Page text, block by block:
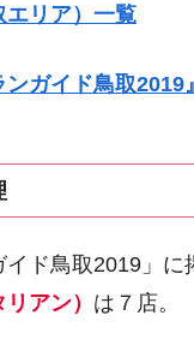
エリア）一覧
ンガイド鳥取
イド鳥取2019」に
アン） は７店。